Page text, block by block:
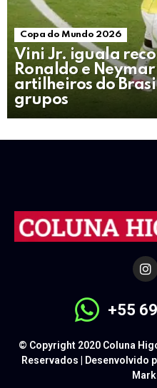
Copa do Mundo 2026
Vini Jr. iguala
Ronaldo e
artilheiros do
grupos
+55
© Copyright 2020 Coluna
Reservados | Desenvolvido